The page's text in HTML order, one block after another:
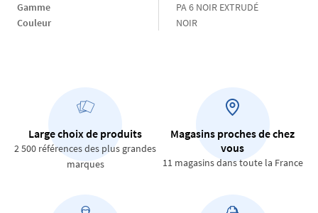
Gamme Gamme
PA 6 NOIR EXTRUDÉ
Couleur
Couleur
NOIR
Large choix de produits
2 500 références des plus grandes
marques
Magasins proches de chez
vous
11 magasins dans toute la France